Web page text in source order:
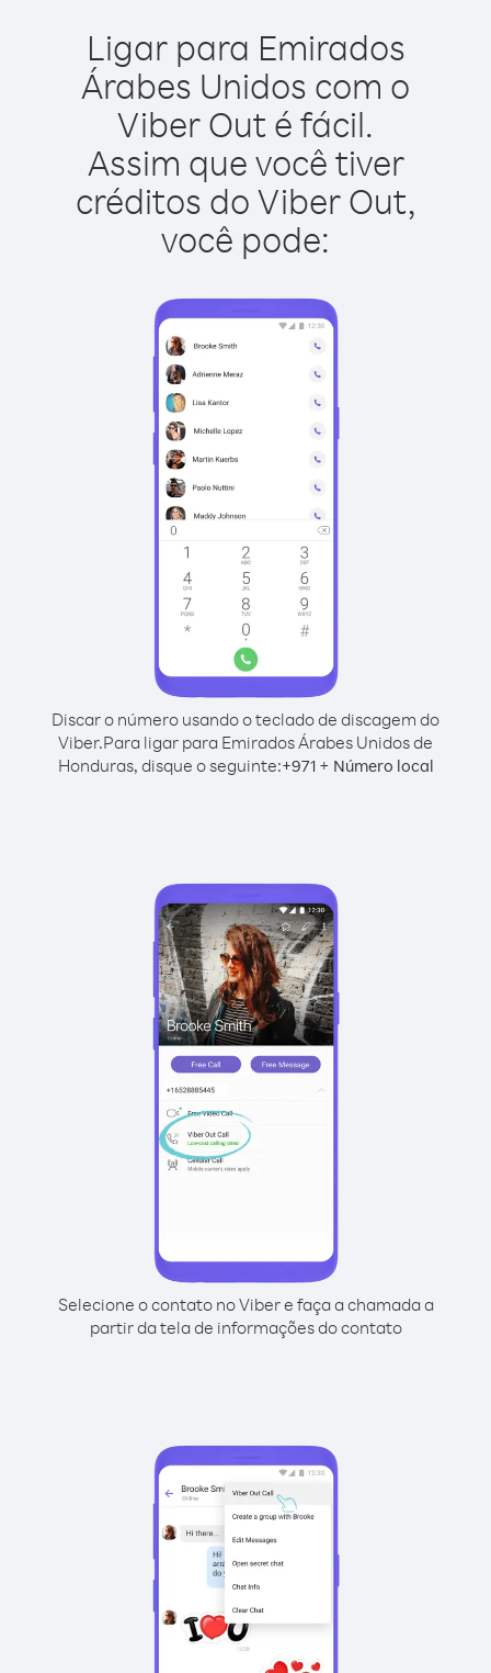
Ligar para Emirados
Árabes Unidos com o
Viber Out é fácil.
Assim que você tiver
créditos do Viber Out,
você pode:
Discar o número usando o teclado de discagem do
Viber.Para ligar para Emirados Árabes Unidos de
Honduras, disque o seguinte:+971+ Número local
Selecione o contato no Viber e faça a chamada a
partir da tela de informações do contato